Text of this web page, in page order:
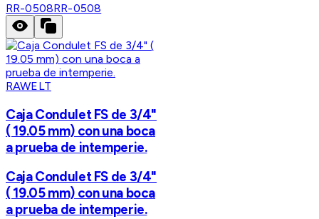
RR-0508RR-0508
RAWELT
Caja Condulet FS de 3/4"
( 19.05 mm) con una boca
a prueba de intemperie.
Caja Condulet FS de 3/4"
( 19.05 mm) con una boca
a prueba de intemperie.